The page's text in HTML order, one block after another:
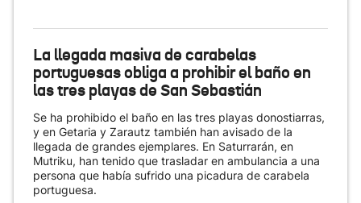
La llegada masiva de carabelas
portuguesas obliga a prohibir el baño en
las tres playas de San Sebastián
Se ha prohibido el baño en las tres playas donostiarras,
y en Getaria y Zarautz también han avisado de la
llegada de grandes ejemplares. En Saturrarán, en
Mutriku, han tenido que trasladar en ambulancia a una
persona que había sufrido una picadura de carabela
portuguesa.